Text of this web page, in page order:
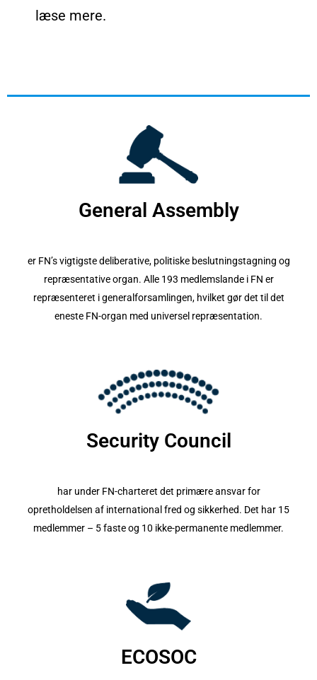
læse mere.
General Assembly
er FN’s vigtigste deliberative, politiske beslutningstagning og
repræsentative organ. Alle 193 medlemslande i FN er
repræsenteret i generalforsamlingen, hvilket gør det til det
eneste FN-organ med universel repræsentation.
Security Council
har under FN-charteret det primære ansvar for
opretholdelsen af international fred og sikkerhed. Det har 15
medlemmer – 5 faste og 10 ikke-permanente medlemmer.
ECOSOC